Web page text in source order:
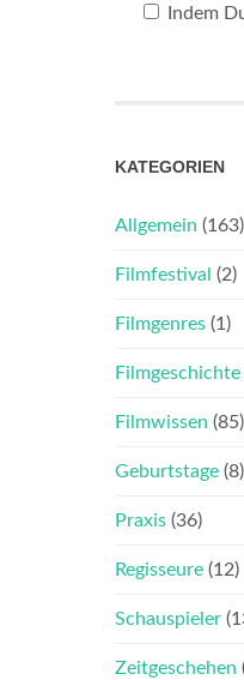
Indem
KATEGORIEN
Allgemein (163)
Filmfestival (2)
Filmgenres (1)
Filmgeschichte
Filmwissen (85)
Geburtstage (8)
Praxis (36)
Regisseure (12)
Schauspieler
Zeitgeschehen